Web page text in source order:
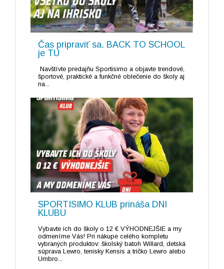
Čas pripraviť sa. BACK TO SCHOOL
je TU
Navštívte predajňu Sportisimo a objavte trendové,
športové, praktické a funkčné oblečenie do školy aj
na...
SPORTISIMO KLUB prináša DNI
KLUBU
Vybavte ich do školy o 12 € VÝHODNEJŠIE a my
odmeníme Vás! Pri nákupe celého kompletu
vybraných produktov: školský batoh Willard, detská
súprava Lewro, tenisky Kensis a tričko Lewro alebo
Umbro...